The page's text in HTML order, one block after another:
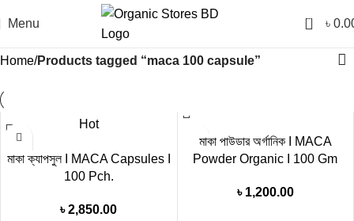
Menu 0 ৳
Home Products tagged “maca 100 capsule”
Hot
মাকা ক্যাপসুল I MACA Capsules I
100 Pch.
৳2,850.00
মাকা পাউডার অর্গানিক I MACA
Powder Organic I 100 Gm
৳ 1,200.00